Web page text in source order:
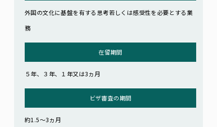
外国の文化に基盤を有する思考若しくは感受性を必要とする業
務
在留期間
５年、３年、１年又は3ヵ月
ビザ審査の期間
約1.5～3ヵ月